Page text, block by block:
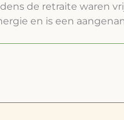
de retraite waren
en is een